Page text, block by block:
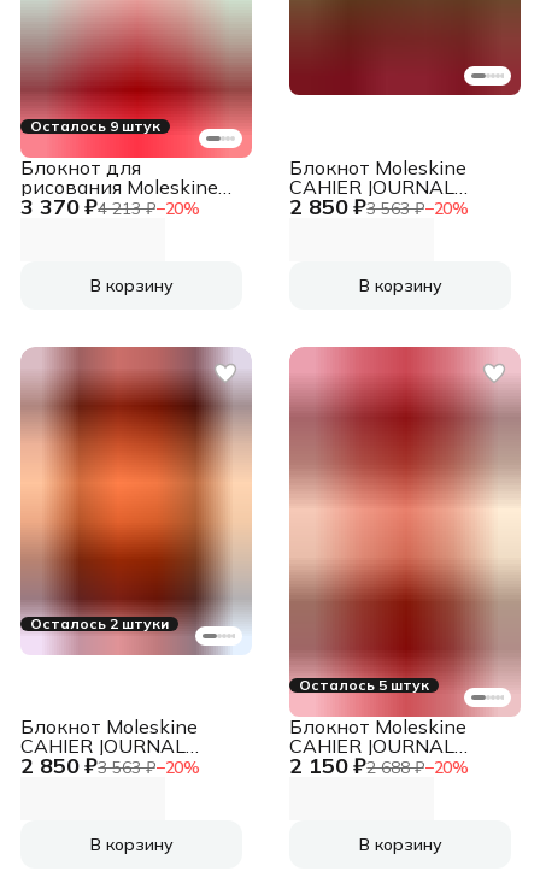
Осталось 9 штук
3 370 ₽4 213 ₽−20%
Блокнот для
рисования Moleskine
ART SKETCHBOOK
красныйВ корзину
2 850 ₽3 563 ₽−20%
Блокнот Moleskine
CAHIER JOURNAL
CH123 XLarge
клюквенный (3шт)
В корзину
Осталось 2 штуки
2 850 ₽3 563 ₽−20%
Блокнот Moleskine
CAHIER JOURNAL
CH121 XLarge
В корзину
Осталось 5 штук
2 150 ₽2 688 ₽−20%
Блокнот Moleskine
CAHIER JOURNAL
CH116 Large
В корзину